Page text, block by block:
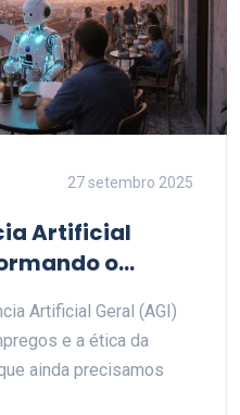
27 setembro 2025
Artificial
o
Artificial Geral (AGI)
e a ética da
ainda precisamos